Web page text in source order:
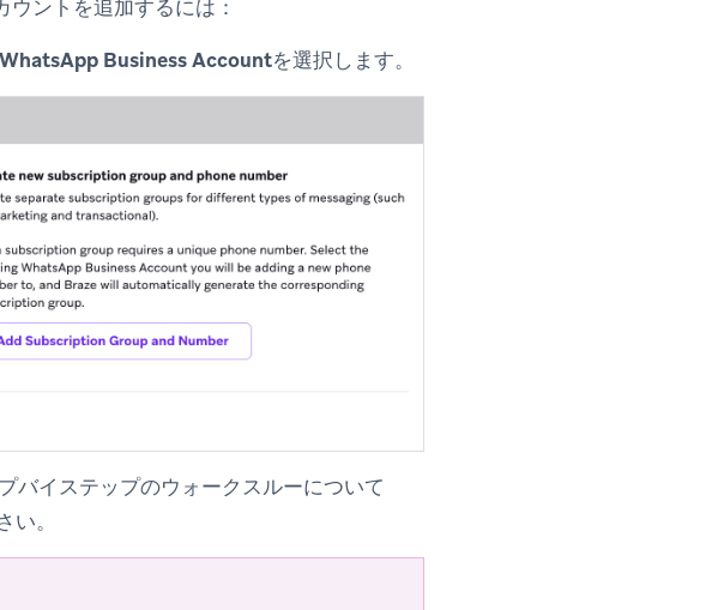
ントを追加するには：
Business Accountを選択します。
バイステップのウォークスルーについて
い。